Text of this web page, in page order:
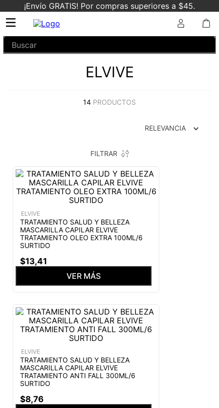
¡Envío GRATIS! Por compras superiores a $45.
Buscar
ELVIVE
14 PRODUCTOS
RELEVANCIA
FILTRAR
ELVIVE
TRATAMIENTO SALUD Y BELLEZA
MASCARILLA CAPILAR ELVIVE
TRATAMIENTO OLEO EXTRA 100ML/6
SURTIDO
$13,41
VER MÁS
ELVIVE
TRATAMIENTO SALUD Y BELLEZA
MASCARILLA CAPILAR ELVIVE
TRATAMIENTO ANTI FALL 300ML/6
SURTIDO
$8,76